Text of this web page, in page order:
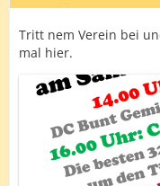
Tritt nem Verein bei
mal hier.